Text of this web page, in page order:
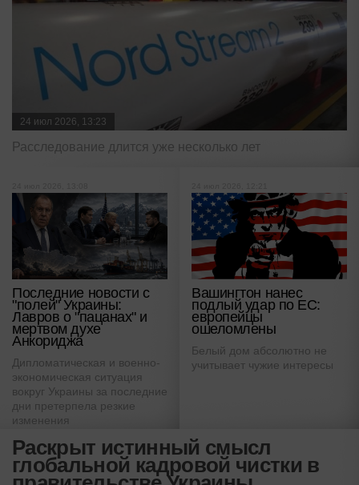
24 июл 2026, 13:23
Расследование длится уже несколько лет
Последние новости с
"полей" Украины:
Лавров о "пацанах" и
мертвом духе
Анкориджа
Дипломатическая и военно-
экономическая ситуация
вокруг Украины за последние
дни претерпела резкие
изменения
Вашингтон нанес
подлый удар по ЕС:
европейцы
ошеломлены
Белый дом абсолютно не
учитывает чужие интересы
Раскрыт истинный смысл
глобальной кадровой чистки в